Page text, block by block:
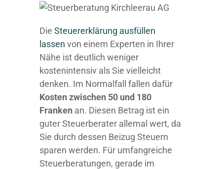
Die Steuererklärung ausfüllen
lassen von einem Experten in Ihrer
Nähe ist deutlich weniger
kostenintensiv als Sie vielleicht
denken. Im Normalfall fallen dafür
Kosten zwischen 50 und 180
Franken an. Diesen Betrag ist ein
guter Steuerberater allemal wert, da
Sie durch dessen Beizug Steuern
sparen werden. Für umfangreiche
Steuerberatungen, gerade im